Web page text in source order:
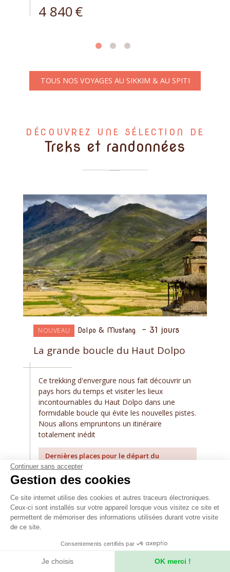
4 840€
TOUS NOS VOYAGES AU SIKKIM & AU SPITI
DÉCOUVREZ UNE SÉLECTION DE
Treks et randonnées
NOUVEAU Dolpo & Mustang - 31 jours
La grande boucle du Haut Dolpo
Ce trekking d'envergure nous fait découvrir un
pays hors du temps et visiter les lieux
incontournables du Haut Dolpo dans une
formidable boucle qui évite les nouvelles pistes.
Nous allons empruntons un itinéraire
totalement inédit
Dernières places pour le départ du
11/09/2027
7 790€
TOUS NOS TREKS ET RANDONNÉES
Continuer sans accepter
Gestion des cookies
Ce site internet utilise des cookies et autres traceurs électroniques.
Ceux-ci sont installés sur votre appareil lorsque vous visitez ce site et
permettent de mémoriser des informations utilisées durant votre visite
de ce site.
Consentements certifiés par
Je choisis OK merci !